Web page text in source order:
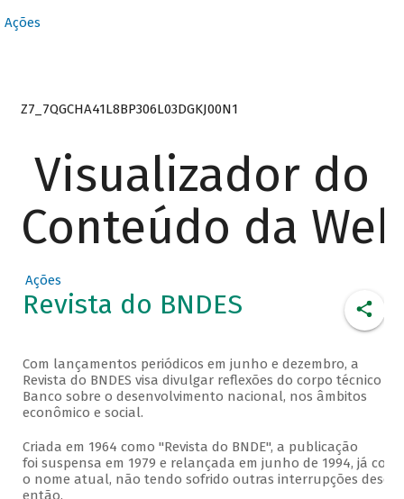
Ações
Z7_7QGCHA41L8BP306L03DGKJ00N1
Visualizador do
Conteúdo da Web
Ações
Revista do BNDES
Com lançamentos periódicos em junho e dezembro, a
Revista do BNDES visa divulgar reflexões do corpo técnico do
Banco sobre o desenvolvimento nacional, nos âmbitos
econômico e social.
Criada em 1964 como "Revista do BNDE", a publicação
foi suspensa em 1979 e relançada em junho de 1994, já com
o nome atual, não tendo sofrido outras interrupções desde